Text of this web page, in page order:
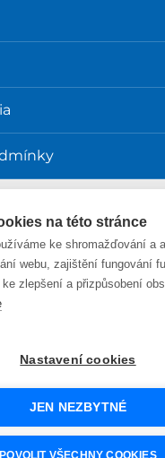
© 2026 SCIO
a e-shop na míru od
na této stránce
ke shromažďování a
webu, zajištění fungování
zlepšení a přizpůsobení
Nastavení cookies
JEN NEZBYTNÉ
POVOLIT VŠECHNY COOKIES